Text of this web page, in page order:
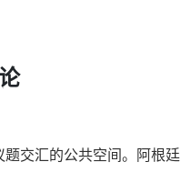
交汇的公共空间。阿根廷